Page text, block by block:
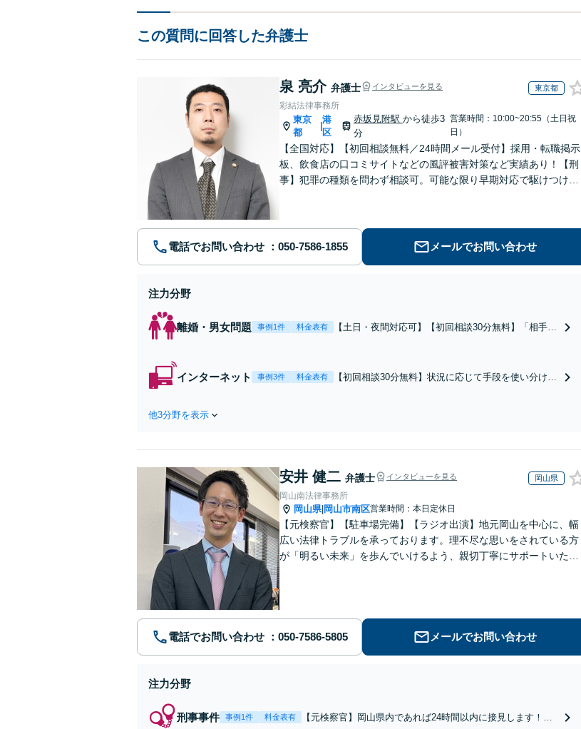
この質問に回答した弁護士
泉 亮介 弁護士 インタビューを見る 東京都
彩結法律事務所
東京
都
港
区
赤坂見附駅 から徒歩3
分
営業時間：10:00~20:55（土日祝
日）
【全国対応】【初回相談無料／24時間メール受付】採用・転職掲示
板、飲食店の口コミサイトなどの風評被害対策など実績あり！【刑
事】犯罪の種類を問わず相談可。可能な限り早期対応で駆けつけサ
電話でお問い合わせ メールでお問い合わせ
注力分野
離婚・男女問題 事例1件 料金表有
【土日・夜間対応可】【初回相談30分無料】「相手方
金額アップ／減額交渉も対応可」【完全個室対応】
インターネット 事例3件 料金表有
【初回相談30分無料】状況に応じて手段を使い分け、
他3分野を表示
安井 健二 弁護士 インタビューを見る 岡山県
岡山南法律事務所
岡山県| 岡山市南区営業時間：本日定休日
【元検察官】【駐車場完備】【ラジオ出演】地元岡山を中心に、幅
広い法律トラブルを承っております。理不尽な思いをされている方
が「明るい未来」を歩んでいけるよう、親切丁寧にサポートいたし
電話でお問い合わせ メールでお問い合わせ
注力分野
刑事事件 事例1件 料金表有
【元検察官】岡山県内であれば24時間以内に接見します！捜